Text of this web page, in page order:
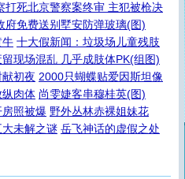
打死北京警察案终审 主犯被枪决
府免费送别墅安防弹玻璃(图)
牛 十大假新闻：垃圾场儿童残肢
现场混乱 几乎成肢体PK(组图)
初夜 2000只蝴蝶贴爱因斯坦像
肉体 尚雯婕客串穆桂英(图)
照被爆 野外丛林赤裸姐妹花
未解之谜 岳飞神话的虚假之处